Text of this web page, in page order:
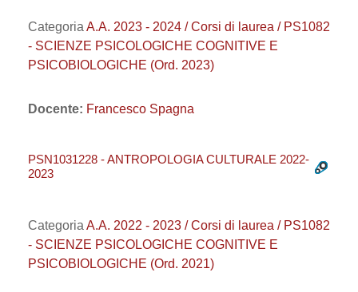
Categoria A.A. 2023 - 2024 / Corsi di laurea / PS1082
- SCIENZE PSICOLOGICHE COGNITIVE E
PSICOBIOLOGICHE (Ord. 2023)
Docente: Francesco Spagna
PSN1031228 - ANTROPOLOGIA CULTURALE 2022-
2023
Categoria A.A. 2022 - 2023 / Corsi di laurea / PS1082
- SCIENZE PSICOLOGICHE COGNITIVE E
PSICOBIOLOGICHE (Ord. 2021)